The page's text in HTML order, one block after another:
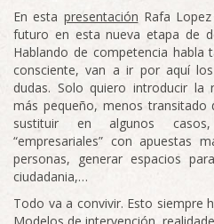
En esta presentación Rafa
futuro en esta nueva etapa de
Hablando de competencia habla
consciente, van a ir por aquí
dudas. Solo quiero introducir la
más pequeño, menos
sustituir en algunos
“empresariales” con apuestas
personas, generar espacios
ciudadania,…
Todo va a convivir. Esto siempre